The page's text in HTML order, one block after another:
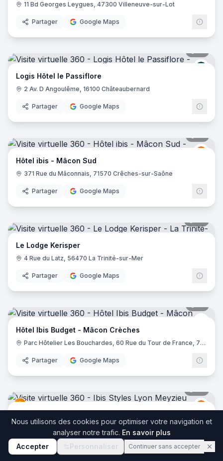
11 Bd Georges Leygues, 47300 Villeneuve-sur-Lot
Partager Google Maps
Logis Hôtel le Passiflore
2 Av. D Angoulême, 16100 Châteaubernard
Partager Google Maps
Ibis
Hôtel ibis - Mâcon Sud
371 Rue du Mâconnais, 71570 Crêches-sur-Saône
Partager Google Maps
Le Lodge Kerisper
4 Rue du Latz, 56470 La Trinité-sur-Mer
Partager Google Maps
Ibis
Hôtel Ibis Budget - Mâcon Crèches
Parc Hôtelier Les Bouchardes, 60 Rue du Tour de France, 71570 Chaintré
Partager Google Maps
Ibis
2 Bis Rue du 24 Avril 1915, 69330 Meyzieu
Partager Google Maps
Nous utilisons des cookies pour optimiser votre navigation et
analyser notre trafic. En savoir plus
Accepter
Personnaliser Continuer sans accepter